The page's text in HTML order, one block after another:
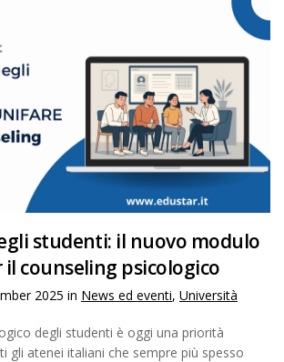
studenti: il nuovo modulo
il counseling psicologico
2025 in News ed eventi, Università
degli studenti è oggi una priorità
gli atenei italiani che sempre più spesso